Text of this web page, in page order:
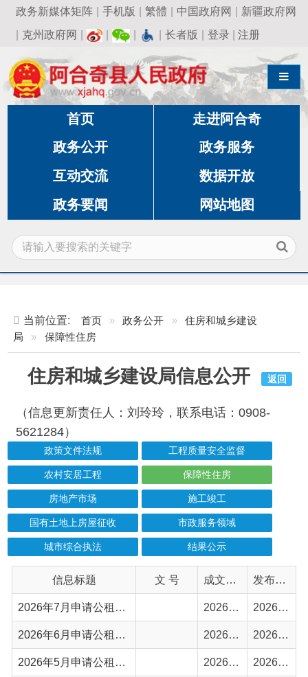
政务新媒体矩阵 | 手机版 繁體 | 中国政府网 | 新疆政府网
克州政府网 | | | 长者版 | 登录|注册
导航切换
首页 走进阿合奇
政务公开 政务服务
互动交流 数据开放
政务要闻 网站地图
住房和城乡建设局信息公开
（信息更新责任人：刘玲玲，联系电话：0908-
5621284）
农村安居工程 保障性住房
房地产市场 施工竣工
国有土地上房屋征收 市政服务领域
城市综合执法 结果公示
信息标题 文 号 成文日期 发布日期
2026年7月申请公租房抽签结果公示 2026-07-27 2026-07-28
2026-05-25 2026-05-26
2026年4月申请公租房抽签结果公示 2026-04-29 2026-04-30
阿合奇县公租房政策解答 2026-04-27 2026-04-28
速看！阿合奇公租房申请指南，便民利民不绕弯 2026-04-23 2026-04-23